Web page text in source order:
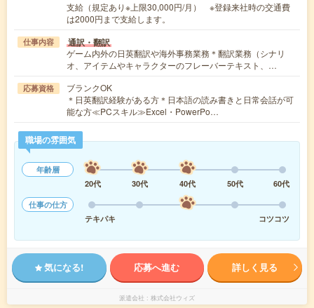
支給（規定あり※上限30,000円/月） ※登録来社時の交通費
は2000円まで支給します。
仕事内容 通訳・翻訳
ゲーム内外の日英翻訳や海外事務業務＊翻訳業務（シナリ
オ、アイテムやキャラクターのフレーバーテキスト、…
応募資格
ブランクOK
＊日英翻訳経験がある方＊日本語の読み書きと日常会話が可
能な方≪PCスキル≫Excel・PowerPo…
職場の雰囲気
年齢層
20代
30代 40代 50代
60代
仕事の仕方
テキパキ
コツコツ
気になる! 応募へ進む 詳しく見る
派遣会社 株式会社ウィズ